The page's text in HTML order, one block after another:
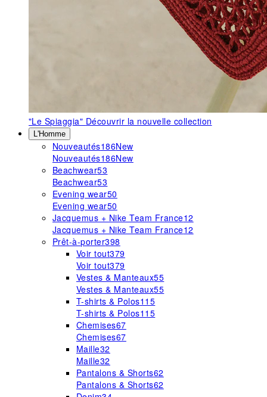
"Le Spiaggia" Découvrir la nouvelle collection
L'Homme
Nouveautés186New
Nouveautés186New
Beachwear53
Beachwear53
Evening wear50
Evening wear50
Jacquemus + Nike Team France12
Jacquemus + Nike Team France12
Prêt-à-porter398
Voir tout379
Voir tout379
Vestes & Manteaux55
Vestes & Manteaux55
T-shirts & Polos115
T-shirts & Polos115
Chemises67
Chemises67
Maille32
Maille32
Pantalons & Shorts62
Pantalons & Shorts62